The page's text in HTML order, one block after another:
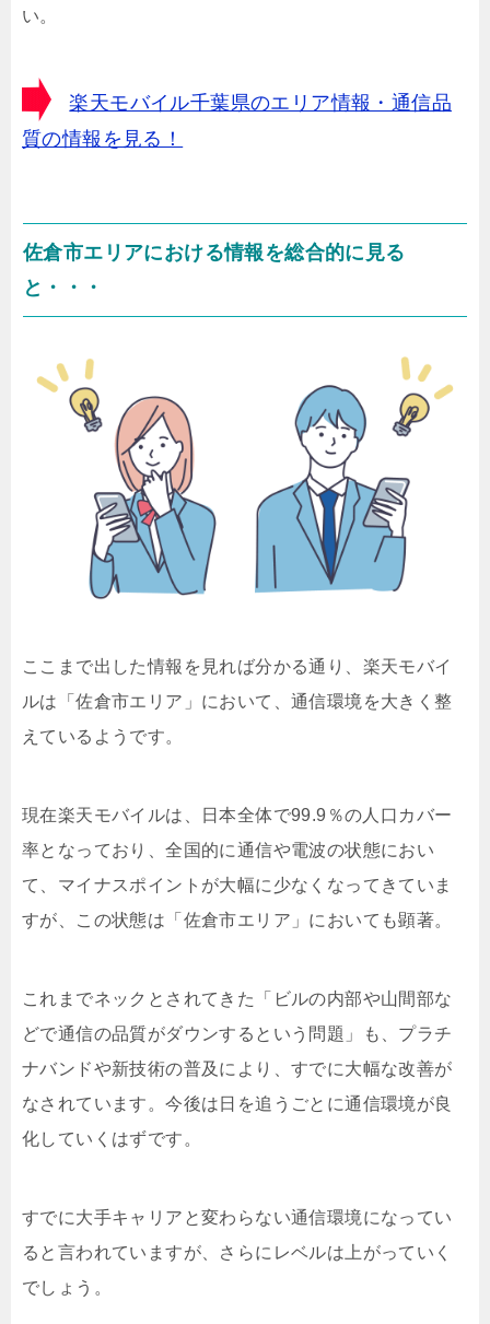
い。
楽天モバイル千葉県のエリア情報・通信品
質の情報を見る！
佐倉市エリアにおける情報を総合的に見る
と・・・
ここまで出した情報を見れば分かる通り、楽天モバイ
ルは「佐倉市エリア」において、通信環境を大きく整
えているようです。
現在楽天モバイルは、日本全体で99.9％の人口カバー
率となっており、全国的に通信や電波の状態におい
て、マイナスポイントが大幅に少なくなってきていま
すが、この状態は「佐倉市エリア」においても顕著。
これまでネックとされてきた「ビルの内部や山間部な
どで通信の品質がダウンするという問題」も、プラチ
ナバンドや新技術の普及により、すでに大幅な改善が
なされています。今後は日を追うごとに通信環境が良
化していくはずです。
すでに大手キャリアと変わらない通信環境になってい
ると言われていますが、さらにレベルは上がっていく
でしょう。